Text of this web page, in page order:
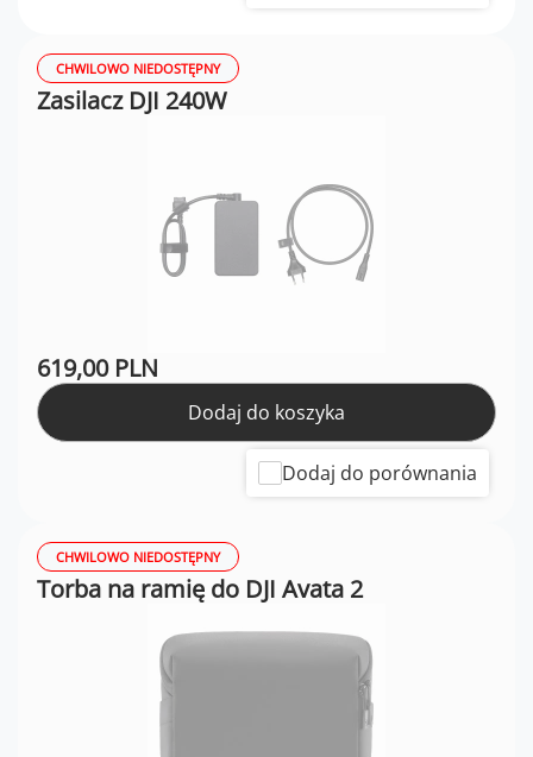
CHWILOWO NIEDOSTĘPNY
Zasilacz DJI 240W
619,00 PLN
Dodaj do koszyka
Dodaj do porównania
CHWILOWO NIEDOSTĘPNY
Torba na ramię do DJI Avata 2